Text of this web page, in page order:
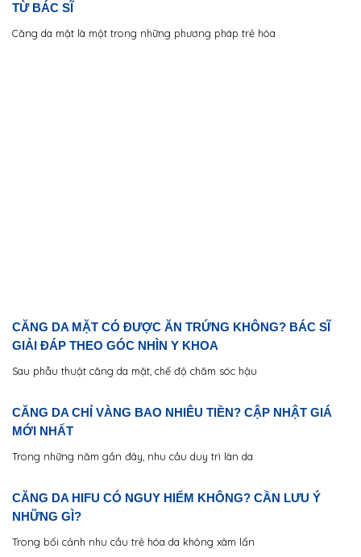
TỪ BÁC SĨ
Căng da mặt là một trong những phương pháp trẻ hóa
CĂNG DA MẶT CÓ ĐƯỢC ĂN TRỨNG KHÔNG? BÁC SĨ
GIẢI ĐÁP THEO GÓC NHÌN Y KHOA
Sau phẫu thuật căng da mặt, chế độ chăm sóc hậu
CĂNG DA CHỈ VÀNG BAO NHIÊU TIỀN? CẬP NHẬT GIÁ
MỚI NHẤT
Trong những năm gần đây, nhu cầu duy trì làn da
CĂNG DA HIFU CÓ NGUY HIỂM KHÔNG? CẦN LƯU Ý
NHỮNG GÌ?
Trong bối cảnh nhu cầu trẻ hóa da không xâm lấn